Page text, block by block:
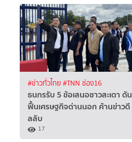
#ข่าวทั่วไทย#TNN ช่อง16
ธนกรรับ 5 ข้อเสนอชาวสะเดา ดัน
ฟื้นเศรษฐกิจด่านนอก ค้านข่าวดี
ลลับ
17